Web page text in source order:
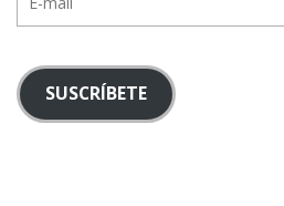
mail
SUSCRÍBETE